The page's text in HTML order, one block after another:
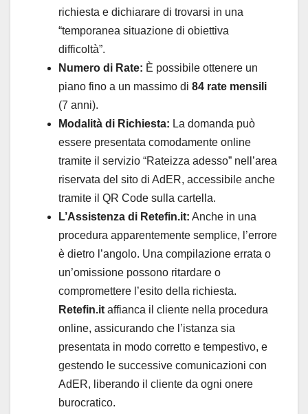
richiesta e dichiarare di trovarsi in una
“temporanea situazione di obiettiva
difficoltà”.
Numero di Rate: È possibile ottenere un
piano fino a un massimo di 84 rate mensili
(7 anni).
Modalità di Richiesta: La domanda può
essere presentata comodamente online
tramite il servizio “Rateizza adesso” nell’area
riservata del sito di AdER, accessibile anche
tramite il QR Code sulla cartella.
L’Assistenza di Retefin.it: Anche in una
procedura apparentemente semplice, l’errore
è dietro l’angolo. Una compilazione errata o
un’omissione possono ritardare o
compromettere l’esito della richiesta.
Retefin.it affianca il cliente nella procedura
online, assicurando che l’istanza sia
presentata in modo corretto e tempestivo, e
gestendo le successive comunicazioni con
AdER, liberando il cliente da ogni onere
burocratico.